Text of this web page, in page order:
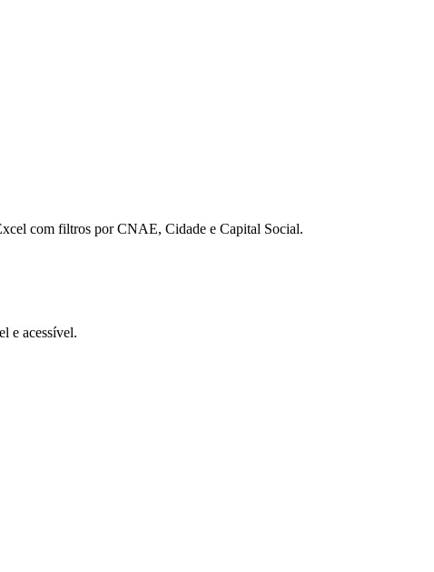
com filtros por CNAE, Cidade e Capital Social.
e acessível.